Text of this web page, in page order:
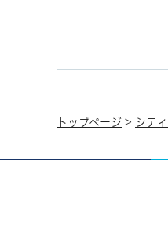
トップページ > シテ